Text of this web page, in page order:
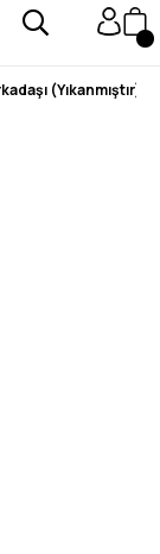
ALDI ⭐⭐⭐⭐⭐
ÜRÜN
(Yıkanmıştır)